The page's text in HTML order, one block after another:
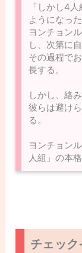
「しかし4
ようになっ
ヨンチョン
し、次第に
その過程で
長する。
しかし、絡
彼らは避け
る。
ヨンチョン
人組」の本
チェック